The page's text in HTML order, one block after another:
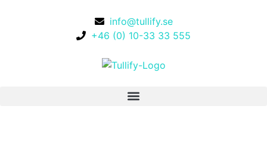
info@tullify.se
+46 (0) 10-33 33 555